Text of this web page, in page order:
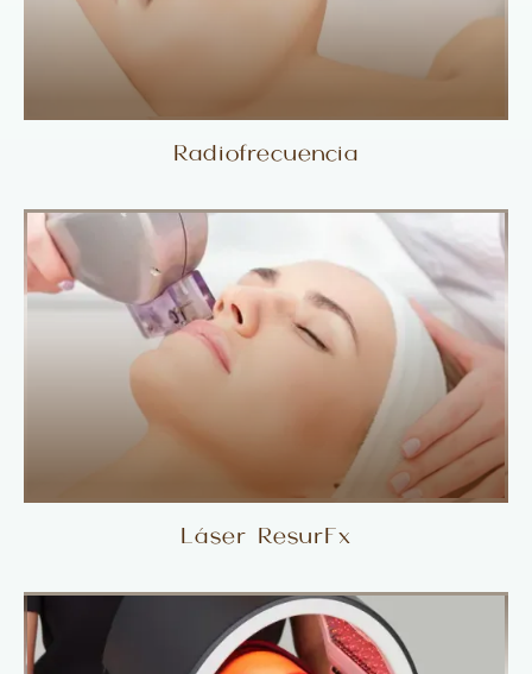
Radiofrecuencia
Láser ResurFx